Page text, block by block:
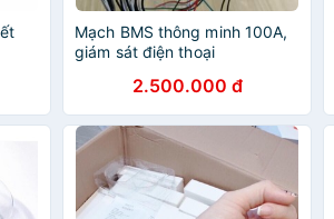
Mạch BMS thông minh 100A,
giám sát điện thoại
2.500.000 đ